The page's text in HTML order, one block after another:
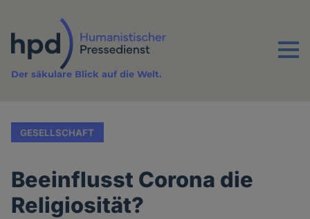
Inhalt
Menu
Der säkulare Blick auf die Welt.
GESELLSCHAFT
Beeinflusst Corona die
Religiosität?